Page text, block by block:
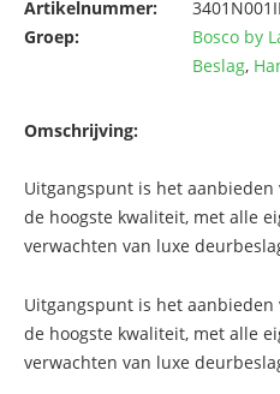
Artikelnummer:
Groep:
Bosco by
Beslag,
Omschrijving:
Uitgangspunt is het
de hoogste kwaliteit, met alle
verwachten van luxe
Uitgangspunt is het
de hoogste kwaliteit, met alle
verwachten van luxe